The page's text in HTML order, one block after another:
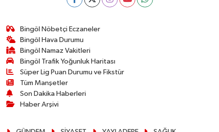
Bingöl Nöbetçi Eczaneler
Bingöl Hava Durumu
Bingöl Namaz Vakitleri
Bingöl Trafik Yoğunluk Haritası
Süper Lig Puan Durumu ve Fikstür
Tüm Manşetler
Son Dakika Haberleri
Haber Arşivi